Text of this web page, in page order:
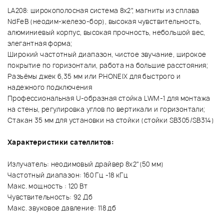
LA208: широкополосная система 8х2", магниты из сплава
NdFeB (неодим-железо-бор), высокая чувствительность,
алюминиевый корпус, высокая прочность, небольшой вес,
элегантная форма;
Широкий частотный диапазон, чистое звучание, широкое
покрытие по горизонтали, работа на большие расстояния;
Разъёмы джек 6,35 мм или PHONEIX для быстрого и
надежного подключения
Профессиональная U-образная стойка LWM-1 для монтажа
на стены, регулировка углов по вертикали и горизонтали;
Стакан 35 мм для установки на стойки (стойки SB305/SB314)
Характеристики сателлитов:
Излучатель: неодимовый драйвер 8x2"(50 мм)
Частотный диапазон: 160 Гц -18 кГц
Макс. мощность : 120 Вт
Чувствительность: 92 Дб
Макс. звуковое давление: 118 дб